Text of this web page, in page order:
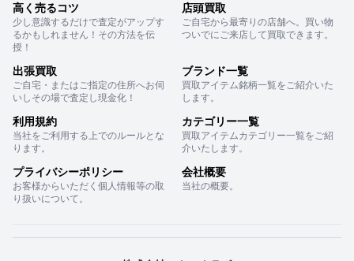
高く売るコツ
少し意識するだけで査定がアップす
るかもしれません！その方法を伝
授！
店頭買取
ご自宅から最寄りの店舗へ。買い物
ついでにご来店して買取できます。
出張買取
ご自宅・またはご指定の住所へお伺
いしその場で査定し現金化！
ブランド一覧
買取アイテム銘柄一覧をご紹介いた
します。
利用規約
当社をご利用する上でのルールとな
ります。
カテゴリー一覧
買取アイテムカテゴリー一覧をご紹
介いたします。
プライバシーポリシー
お客様からいただく個人情報等の取
り扱いについて。
会社概要
当社の概要。